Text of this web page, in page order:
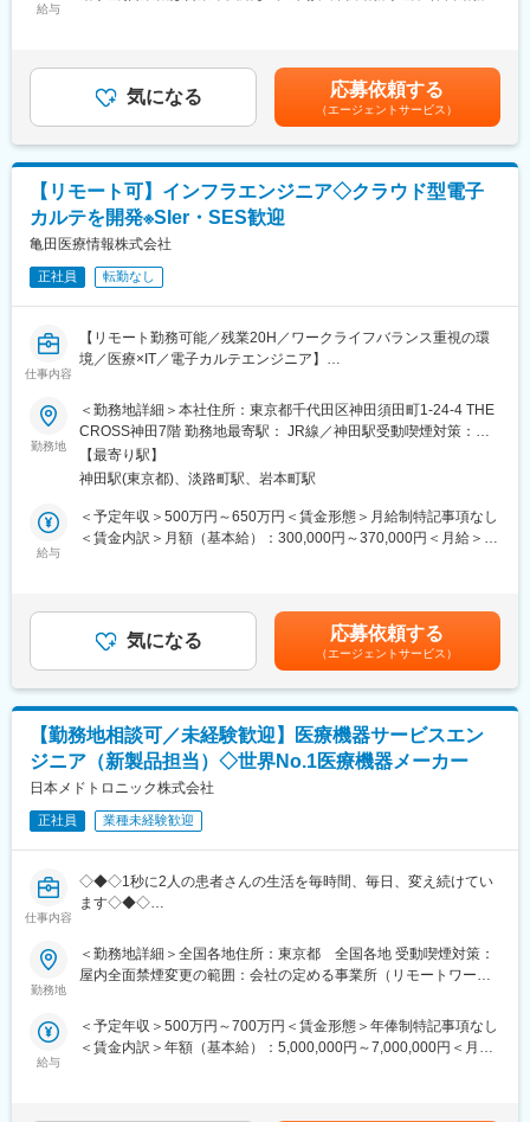
・CFOと密接に連携しながら、経営判断を支える財務会計機能の
構築を推進できます
・財務会計実務に加え、業務プロセス設計やガバナンス強化な
・少人数組織ならではの裁量のもと、自ら仕組みを作りながら事
業成長を支える経験を積むことができます
変更の範囲：会社の定める業務
品を扱い、社会貢献性の高い仕事に携わりたい方におすすめで
す。
■評価制度：
社員の努力と成果を正当に評価するインセンティブ制度が充実し
ています。
100%達成の場合は3桁の支給が見込めます。
■業務概要：
医療機器の営業職として、医師や販売代理店と連携し、最適な治
い、技術的なサポートも担当し、患者様の健康に貢献します。
・医師への新製品提案／レクチャー
・販売代理店との協力／教育
・手術立ち会い／技術サポート
・データ分析に基づく戦略的アプローチ
■研修／フォロー体制：
入社後、約1年をかけて1人前になれる研修・OJT制度を完備。座
変更の範囲：会社の定める業務
給与
年目の場合固定年収 500万円 インセンティブ 380万円35歳、
入社8年目の場合固定年収 600万円 インセンティブ 400万円
賃金はあくまでも目安の金額であり、選考を通じて上下する可能
性があります。月給(月額)は固定手当を含めた表記です。
気になる 応募依頼する
（エージェントサービス）
【リモート可】インフラエンジニア◇クラウド型電子
カルテを開発※SIer・SES歓迎
亀田医療情報株式会社
正社員 転勤なし
仕事内容
【リモート勤務可能／残業20H／ワークライフバランス重視の環
境／医療×IT／電子カルテエンジニア】
■職務内容：
クラウドサービスのインフラチームの一員として、DBのチューニ
ング・パフォーマンス改善や、プラットフォームの開発、運用全
般を幅広く担当していただきます。プラットフォームとして
Microsoft Azureを採用していますので、Azureの各種サービスを中
心とした最適なプラットフォームの構築・維持を目指していただ
きます。
構築・運用業務
・データベース・サーバーのチューニング、パフォーマンス改善
・コンテナ、kubernetesを利用した電子カルテシステムをはじめ
■働き方：
本ポジションはリモート（在宅勤務）で就業可能です。ご自宅で
の業務が可能ですので全国どこに居住されても問題ありません。※
海外不可／入社後の研修期間と会社指定の出社日除く
■研修：
入社後一週間程度、本社での研修を予定しています。（遠方の場
合は会社の用意したホテルに宿泊）
当社のメインプロダクトである電子カルテシステムは千葉県鴨川
市にある亀田総合病院の医療現場から日本で初めて生まれまし
として、サービスローンチされました。クラウドネイティブのサ
ービスとなるため、今後安定稼働させるためのインフラ基盤を構
勤務地
＜勤務地詳細＞本社住所：東京都千代田区神田須田町1-24-4 THE
CROSS神田7階 勤務地最寄駅： JR線／神田駅受動喫煙対策：屋
内全面禁煙変更の範囲：会社の定める事業所（リモートワーク含
む）
【最寄り駅】
神田駅(東京都)、淡路町駅、岩本町駅
給与
＜予定年収＞500万円～650万円＜賃金形態＞月給制特記事項なし
＜賃金内訳＞月額（基本給）：300,000円～370,000円＜月給＞
収シニア（上級）：600万円エキスパート職：640万円以上マネー
ジャー職：650万円以上賃金はあくまでも目安の金額であり、選
考を通じて上下する可能性があります。月給(月額)は固定手当を含
めた表記です。
気になる 応募依頼する
（エージェントサービス）
【勤務地相談可／未経験歓迎】医療機器サービスエン
ジニア（新製品担当）◇世界No.1医療機器メーカー
日本メドトロニック株式会社
正社員 業種未経験歓迎
仕事内容
◇◆◇1秒に2人の患者さんの生活を毎時間、毎日、変え続けてい
ます◇◆◇
150ヵ国への事業展開/圧倒的な製品力とブランド力/子育てサポー
ト「くるみんマーク」取得/正当な評価体制～
Cardiac Ablation Solutions（CAS：循環器領域）事業にて新製品
の導入を行っており、保守・メンテナンス等を担うService &
勤務地
＜勤務地詳細＞全国各地住所：東京都 全国各地 受動喫煙対策：
屋内全面禁煙変更の範囲：会社の定める事業所（リモートワーク
給与
＜予定年収＞500万円～700万円＜賃金形態＞年俸制特記事項なし
＜賃金内訳＞年額（基本給）：5,000,000円～7,000,000円＜月額